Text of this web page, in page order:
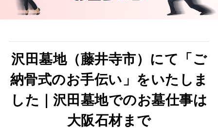
沢田墓地（藤井寺市）にて「ご
納骨式のお手伝い」をいたしま
した｜沢田墓地でのお墓仕事は
大阪石材まで